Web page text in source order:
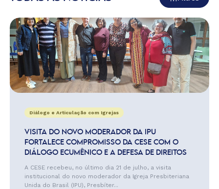
Diálogo e Articulação com Igrejas
VISITA DO NOVO MODERADOR DA IPU
FORTALECE COMPROMISSO DA CESE COM O
DIÁLOGO ECUMÊNICO E A DEFESA DE DIREITOS
A CESE recebeu, no último dia 21 de julho, a visita
institucional do novo moderador da Igreja Presbiteriana
Unida do Brasil (IPU), Presbíter...